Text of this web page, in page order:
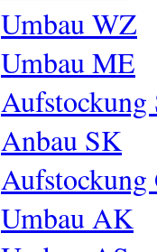
Umbau WZ
Umbau ME
Aufstockung
Anbau SK
Umbau AK